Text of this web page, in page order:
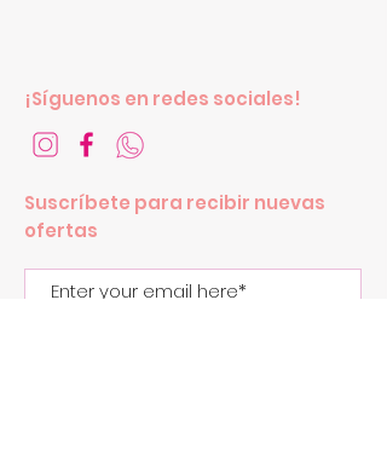
¡Síguenos en redes sociales!
Suscríbete para recibir nuevas
ofertas